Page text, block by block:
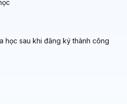
học sau khi đăng ký thành công